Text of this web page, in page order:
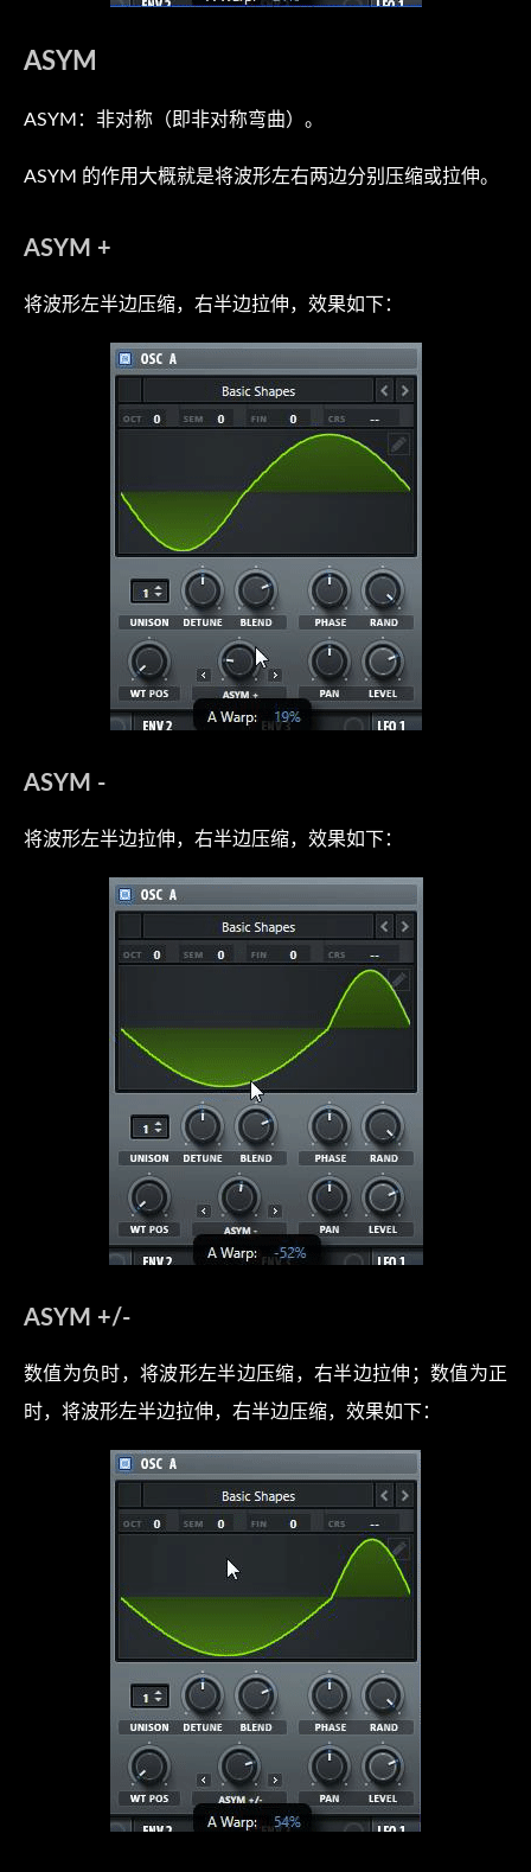
ASYM
ASYM：非对称（即非对称弯曲）。
ASYM 的作用大概就是将波形左右两边分别压缩或拉伸。
ASYM +
将波形左半边压缩，右半边拉伸，效果如下：
ASYM -
将波形左半边拉伸，右半边压缩，效果如下：
ASYM +/-
数值为负时，将波形左半边压缩，右半边拉伸；数值为正
时，将波形左半边拉伸，右半边压缩，效果如下：